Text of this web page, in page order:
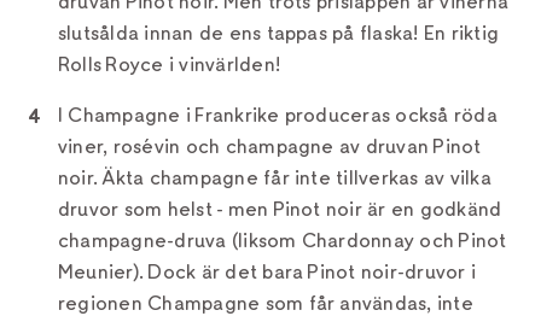
slutsålda innan de ens tappas på flaska! En riktig
Rolls Royce i vinvärlden!
I Champagne i Frankrike produceras också röda
viner, rosévin och champagne av druvan Pinot
noir. Äkta champagne får inte tillverkas av vilka
druvor som helst - men Pinot noir är en godkänd
champagne-druva (liksom Chardonnay och Pinot
Meunier). Dock är det bara Pinot noir-druvor i
regionen Champagne som får användas, inte